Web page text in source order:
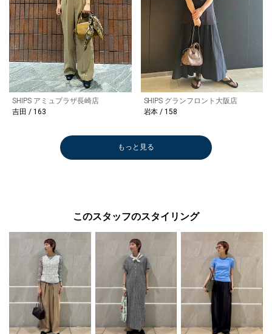
SHIPS アミュプラザ長崎店
吉田 / 163
SHIPS グランフロント大阪店
本 / 158
もっと見る
このスタッフのスタイリング